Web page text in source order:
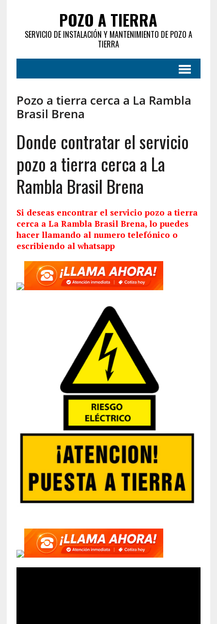
POZO A TIERRA
SERVICIO DE INSTALACIÓN Y MANTENIMIENTO DE POZO A
TIERRA
Pozo a tierra cerca a La Rambla
Brasil Brena
Donde contratar el servicio
pozo a tierra cerca a La
Rambla Brasil Brena
Si deseas encontrar el servicio pozo a tierra
cerca a La Rambla Brasil Brena, lo puedes
hacer llamando al numero telefónico o
escribiendo al whatsapp